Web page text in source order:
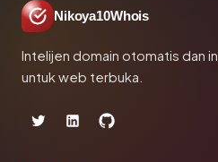
Nikoya10Whois
Intelijen domain otomatis dan
untuk web terbuka.